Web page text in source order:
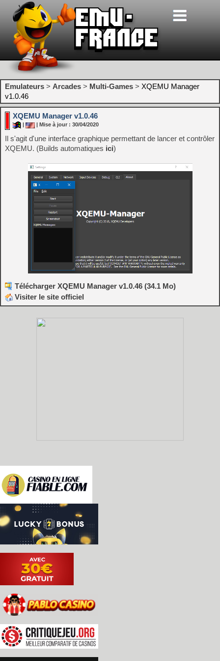
Emulateurs > Arcades > Multi-Games > XQEMU Manager
v1.0.46
XQEMU Manager v1.0.46
| Mise à jour : 30/04/2020
Il s'agit d'une interface graphique permettant de lancer et contrôler
XQEMU. (Builds automatiques ici)
Télécharger XQEMU Manager v1.0.46 (34.1 Mo)
Visiter le site officiel